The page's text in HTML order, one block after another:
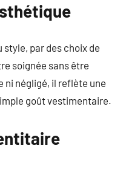
style, par des choix de
soignée sans être
ni négligé, il reflète une
goût vestimentaire.